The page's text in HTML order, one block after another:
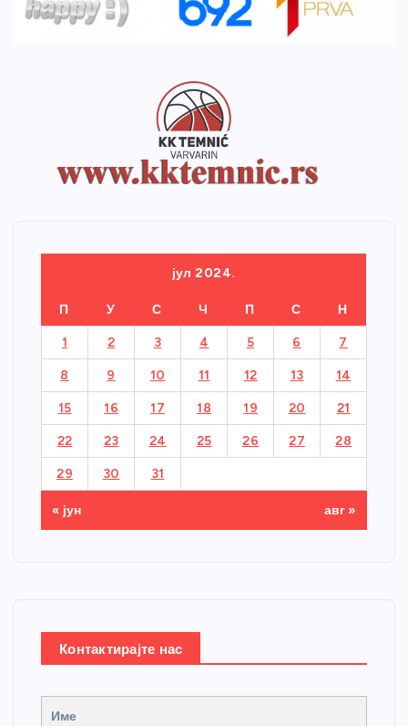
јул 2024.
П У С Ч П С Н
1 2 3 4 5 6 7
8 9 10 11 12 13 14
15 16 17 18 19 20 21
22 23 24 25 26 27 28
29 30 31
« јун авг »
Контактирајте нас
Име